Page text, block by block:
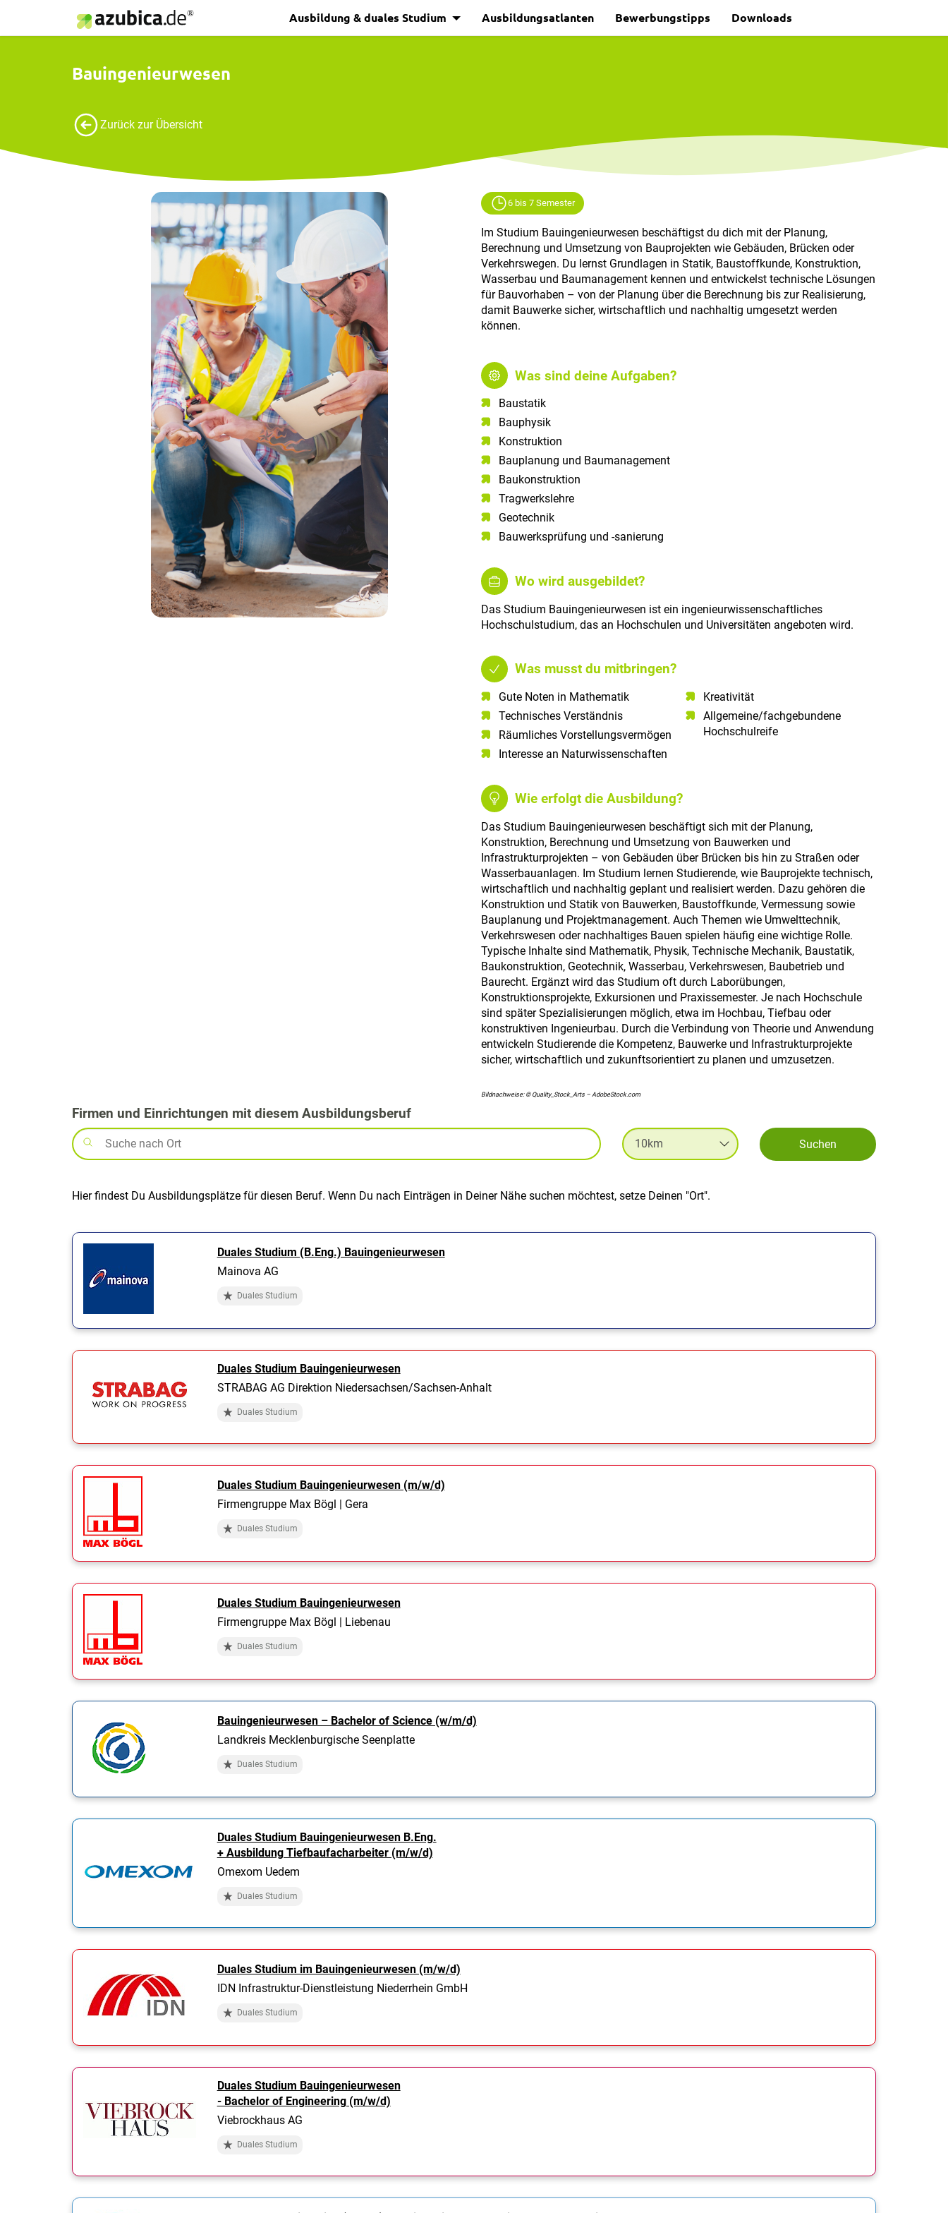
Ausbildung & duales Studium Ausbildungsatlanten Bewerbungstipps Downloads
Bauingenieurwesen
Zurück zur Übersicht
6 bis 7 Semester
Im Studium Bauingenieurwesen beschäftigst du dich mit der Planung,
Berechnung und Umsetzung von Bauprojekten wie Gebäuden, Brücken oder
Verkehrswegen. Du lernst Grundlagen in Statik, Baustoffkunde, Konstruktion,
Wasserbau und Baumanagement kennen und entwickelst technische Lösungen
für Bauvorhaben – von der Planung über die Berechnung bis zur Realisierung,
damit Bauwerke sicher, wirtschaftlich und nachhaltig umgesetzt werden
können.
Was sind deine Aufgaben?
Baustatik
Bauphysik
Konstruktion
Bauplanung und Baumanagement
Baukonstruktion
Tragwerkslehre
Geotechnik
Bauwerksprüfung und -sanierung
Wo wird ausgebildet?
Das Studium Bauingenieurwesen ist ein ingenieurwissenschaftliches
Hochschulstudium, das an Hochschulen und Universitäten angeboten wird.
Was musst du mitbringen?
Gute Noten in Mathematik​
Technisches Verständnis​
Räumliches Vorstellungsvermögen​
Interesse an Naturwissenschaften​
Kreativität
Allgemeine/fachgebundene
Hochschulreife
Wie erfolgt die Ausbildung?
Das Studium Bauingenieurwesen beschäftigt sich mit der Planung,
Konstruktion, Berechnung und Umsetzung von Bauwerken und
Infrastrukturprojekten – von Gebäuden über Brücken bis hin zu Straßen oder
Wasserbauanlagen. Im Studium lernen Studierende, wie Bauprojekte technisch,
wirtschaftlich und nachhaltig geplant und realisiert werden. Dazu gehören die
Konstruktion und Statik von Bauwerken, Baustoffkunde, Vermessung sowie
Bauplanung und Projektmanagement. Auch Themen wie Umwelttechnik,
Verkehrswesen oder nachhaltiges Bauen spielen häufig eine wichtige Rolle.
Typische Inhalte sind Mathematik, Physik, Technische Mechanik, Baustatik,
Baukonstruktion, Geotechnik, Wasserbau, Verkehrswesen, Baubetrieb und
Baurecht. Ergänzt wird das Studium oft durch Laborübungen,
Konstruktionsprojekte, Exkursionen und Praxissemester. Je nach Hochschule
sind später Spezialisierungen möglich, etwa im Hochbau, Tiefbau oder
konstruktiven Ingenieurbau. Durch die Verbindung von Theorie und Anwendung
entwickeln Studierende die Kompetenz, Bauwerke und Infrastrukturprojekte
sicher, wirtschaftlich und zukunftsorientiert zu planen und umzusetzen.
Bildnachweise: © Quality_Stock_Arts – AdobeStock.com
Firmen und Einrichtungen mit diesem Ausbildungsberuf
Suchen
Hier findest Du Ausbildungsplätze für diesen Beruf. Wenn Du nach Einträgen in Deiner Nähe suchen möchtest, setze Deinen "Ort".
Duales Studium (B.Eng.) Bauingenieurwesen
Mainova AG
Duales Studium
Duales Studium Bauingenieurwesen
STRABAG AG Direktion Niedersachsen/Sachsen-Anhalt
Duales Studium
Duales Studium Bauingenieurwesen (m/w/d)
Firmengruppe Max Bögl | Gera
Duales Studium
Duales Studium Bauingenieurwesen
Firmengruppe Max Bögl | Liebenau
Duales Studium
Bauingenieurwesen – Bachelor of Science (w/m/d)
Landkreis Mecklenburgische Seenplatte
Duales Studium
Duales Studium Bauingenieurwesen B.Eng.
+ Ausbildung Tiefbaufacharbeiter (m/w/d)
Omexom Uedem
Duales Studium
Duales Studium im Bauingenieurwesen (m/w/d)
IDN Infrastruktur-Dienstleistung Niederrhein GmbH
Duales Studium
Duales Studium Bauingenieurwesen
- Bachelor of Engineering (m/w/d)
Viebrockhaus AG
Duales Studium